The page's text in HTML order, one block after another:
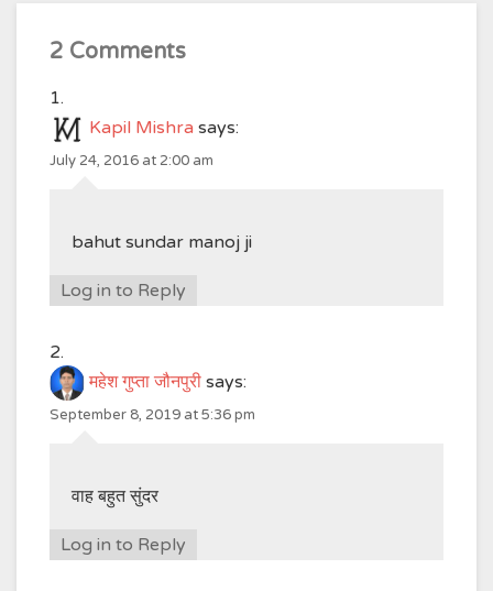
2 Comments
Kapil Mishra says:
July 24, 2016 at 2:00 am
bahut sundar manoj ji
Log in to Reply
महेश गुप्ता जौनपुरी says:
September 8, 2019 at 5:36 pm
वाह बहुत सुंदर
Log in to Reply